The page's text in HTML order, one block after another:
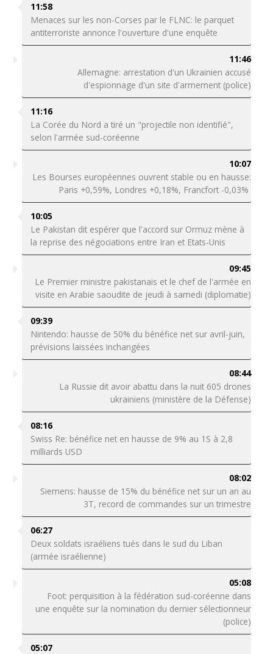
11:58
Menaces sur les non-Corses par le FLNC: le parquet
antiterroriste annonce l'ouverture d'une enquête
11:46
Allemagne: arrestation d'un Ukrainien accusé
d'espionnage d'un site d'armement (police)
11:16
La Corée du Nord a tiré un "projectile non identifié",
selon l'armée sud-coréenne
10:07
Les Bourses européennes ouvrent stable ou en hausse:
Paris +0,59%, Londres +0,18%, Francfort -0,03%
10:05
Le Pakistan dit espérer que l'accord sur Ormuz mène à
la reprise des négociations entre Iran et Etats-Unis
09:45
Le Premier ministre pakistanais et le chef de l'armée en
visite en Arabie saoudite de jeudi à samedi (diplomatie)
09:39
Nintendo: hausse de 50% du bénéfice net sur avril-juin,
prévisions laissées inchangées
08:44
La Russie dit avoir abattu dans la nuit 605 drones
ukrainiens (ministère de la Défense)
08:16
Swiss Re: bénéfice net en hausse de 9% au 1S à 2,8
milliards USD
08:02
Siemens: hausse de 15% du bénéfice net sur un an au
3T, record de commandes sur un trimestre
06:27
Deux soldats israéliens tués dans le sud du Liban
(armée israélienne)
05:08
Foot: perquisition à la fédération sud-coréenne dans
une enquête sur la nomination du dernier sélectionneur
(police)
05:07